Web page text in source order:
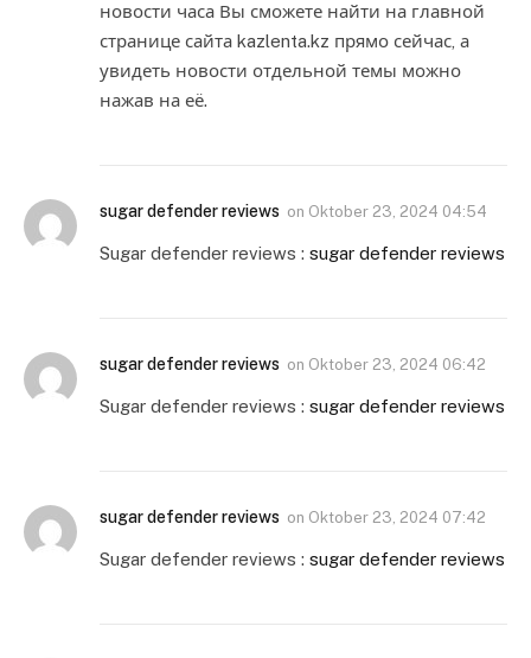
новости часа Вы сможете найти на главной
странице сайта kazlenta.kz прямо сейчас, а
увидеть новости отдельной темы можно
нажав на её.
sugar defender reviews on Oktober 23, 2024 04:54
Sugar defender reviews : sugar defender reviews
sugar defender reviews on Oktober 23, 2024 06:42
Sugar defender reviews : sugar defender reviews
sugar defender reviews on Oktober 23, 2024 07:42
Sugar defender reviews : sugar defender reviews